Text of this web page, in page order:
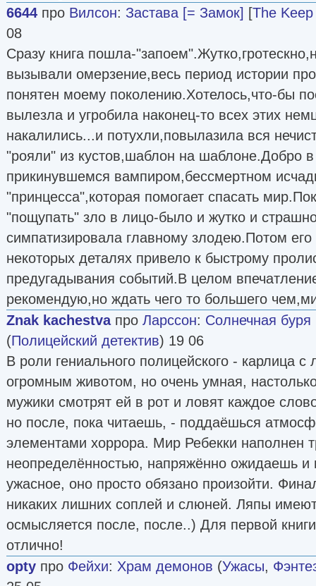
6644 про Вилсон: Застава [= Замок] [The Keep
08
Сразу книга пошла-
вызывали омерзение,весь период истории
понятен моему поколению.Хотелось,что-бы
вылезла и угробила наконец-то всех этих
накалились...и потухли,повылазила вся
"рояли" из кустов,шаблон на шаблоне.Добро
прикинувшемся вампиром,бессмертном
"принцесса",которая помогает спасать
"пощупать" зло в лицо-было и жутко и
симпатизировала главному злодею.Потом его
некоторых деталях привело к быстрому
предугадывания событий.В целом
рекомендую,но ждать чего то большего
Znak kachestvaпро Ларссон: Солнечная буря
(Полицейский детектив) 19 06
В роли гениального полицейского - карлица
огромным животом, но очень умная,
мужики смотрят ей в рот и ловят каждое
но после, пока читаешь, - поддаёшься
элементами хоррора. Мир Ребекки наполнен
неопределённостью, напряжённо ожидаешь и
ужасное, оно просто обязано произойти.
никаких лишних соплей и слюней. Ляпы
осмысляется после, после..) Для первой
отлично!
opty про Фейхи: Храм демонов (Ужасы,